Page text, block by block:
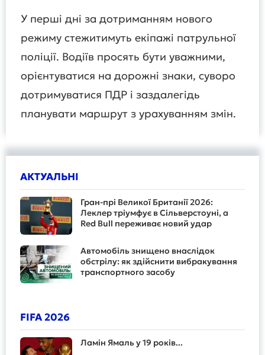
У перші дні за дотриманням нового
режиму стежитимуть екіпажі патрульної
поліції. Водіїв просять бути уважними,
орієнтуватися на дорожні знаки, суворо
дотримуватися ПДР і заздалегідь
планувати маршрут з урахуванням змін.
АКТУАЛЬНІ
Гран-прі Великої Британії 2026:
Леклер тріумфує в Сільверстоуні, а
Red Bull переживає новий удар
Автомобіль знищено внаслідок
обстрілу: як здійснити вибракування
транспортного засобу
FIFA 2026
Ламін Ямаль у 19 років...